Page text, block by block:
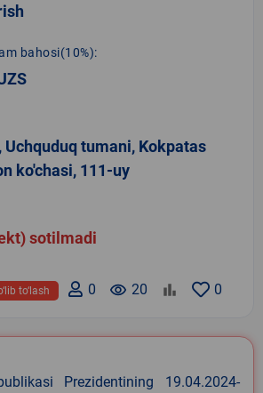
bahosi(10%):
tumani, Kokpatas
ko'chasi, 111-uy
sotilmadi
0
remove_red_eye 20
0
to‘lash
Prezidentining 19.04.2024-